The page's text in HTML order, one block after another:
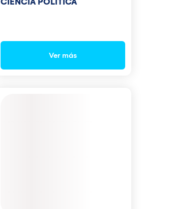
Ver más